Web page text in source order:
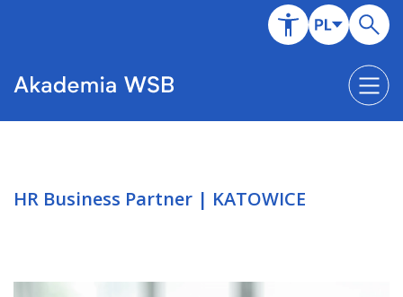
HR Business Partner | KATOWICE